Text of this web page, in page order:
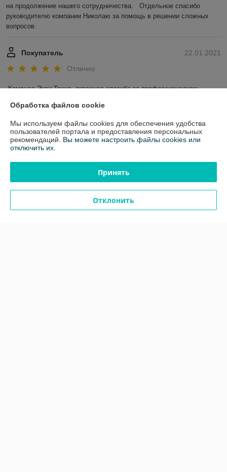
на продолжение нашего сотрудничества.   Отдельное спасибо
руководителю компании Николаю за помощь в решении сложных
вопросов.
22.01.2021
Покупатель
Отлично
Команда Экви-Техно, огромное спасибо за профессионализм,
Из большого ассортимента удалось подобрать качественные
материалы с достаточно низкими нормами расхода, что позволило
улучшить качественные показатели нашей продукции и экономику
предприятия. Отдельное спасибо Анастасии и Юлии, успехов и
процветания компании!!!
Показать все отзывы
Обработка файлов cookie
Мы используем файлы cookies для обеспечения удобства
пользователей портала и предоставления персональных
рекомендаций. Вы можете настроить файлы cookies или
отключить их.
Принять
Отклонить